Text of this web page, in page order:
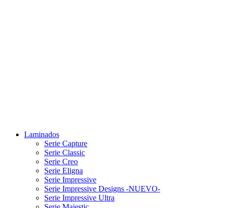
Laminados
Serie Capture
Serie Classic
Serie Creo
Serie Eligna
Serie Impressive
Serie Impressive Designs -NUEVO-
Serie Impressive Ultra